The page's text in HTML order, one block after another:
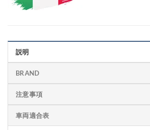
説明
BRAND
注意事項
車両適合表